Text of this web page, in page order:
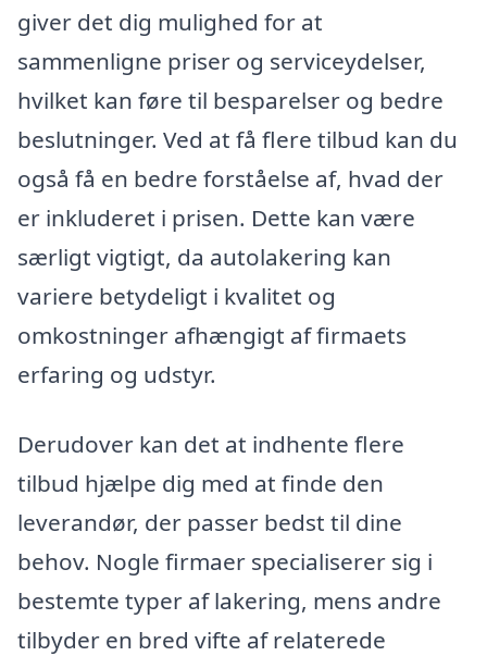
giver det dig mulighed for at
sammenligne priser og serviceydelser,
hvilket kan føre til besparelser og bedre
beslutninger. Ved at få flere tilbud kan du
også få en bedre forståelse af, hvad der
er inkluderet i prisen. Dette kan være
særligt vigtigt, da autolakering kan
variere betydeligt i kvalitet og
omkostninger afhængigt af firmaets
erfaring og udstyr.
Derudover kan det at indhente flere
tilbud hjælpe dig med at finde den
leverandør, der passer bedst til dine
behov. Nogle firmaer specialiserer sig i
bestemte typer af lakering, mens andre
tilbyder en bred vifte af relaterede